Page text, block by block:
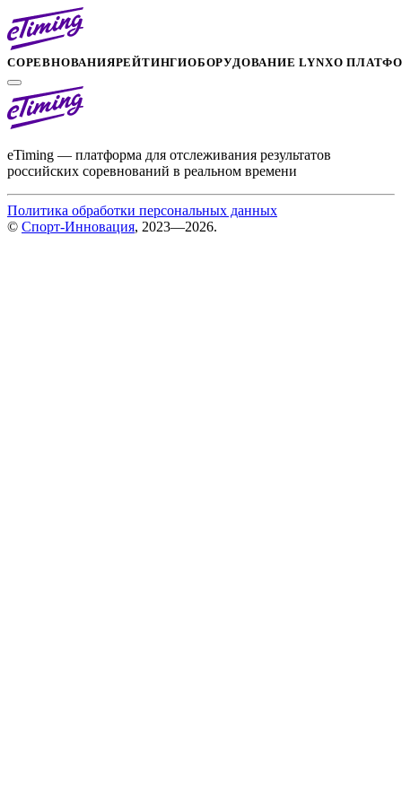
СОРЕВНОВАНИЯРЕЙТИНГИОБОРУДОВАНИЕ LYNXО
eTiming — платформа для отслеживания результатов
российских соревнований в реальном времени
Политика обработки персональных данных
© Спорт-Инновация, 2023—2026.